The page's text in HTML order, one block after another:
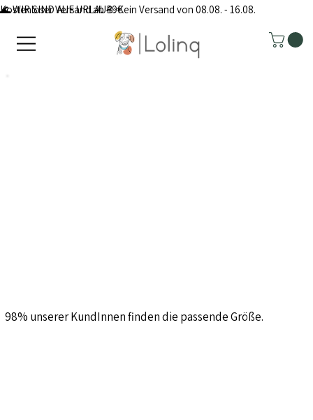
Kostenloser Versand ab 49€
🌊 WIR SIND AUF URLAUB: Kein Versand von 08.08. - 16.08.
98% unserer KundInnen finden die passende Größe.